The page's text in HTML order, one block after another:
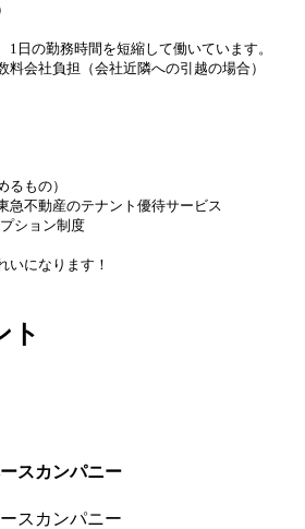
日の勤務時間を短縮して働いています。
料会社負担（会社近隣への引越の場合）
るもの）
急不動産のテナント優待サービス
ション制度
になります！
ト
スカンパニー
スカンパニー